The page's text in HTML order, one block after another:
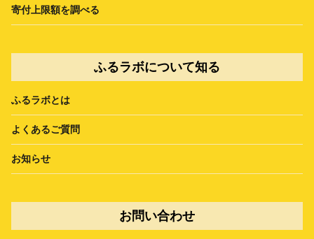
寄付上限額を調べる
ふるラボについて知る
ふるラボとは
よくあるご質問
お知らせ
お問い合わせ